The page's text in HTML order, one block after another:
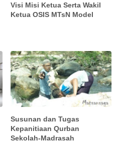
Visi Misi Ketua Serta Wakil
Ketua OSIS MTsN Model
Susunan dan Tugas
Kepanitiaan Qurban
Sekolah-Madrasah